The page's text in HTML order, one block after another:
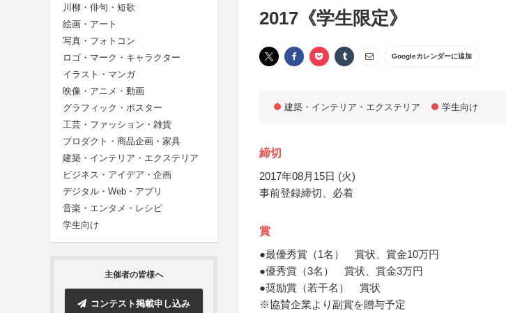
川柳・俳句・短歌
絵画・アート
写真・フォトコン
ロゴ・マーク・キャラクター
イラスト・マンガ
映像・アニメ・動画
グラフィック・ポスター
工芸・ファッション・雑貨
プロダクト・商品企画・家具
建築・インテリア・エクステリア
ビジネス・アイデア・企画
デジタル・Web・アプリ
音楽・エンタメ・レシピ
学生向け
主催者の皆様へ
コンテスト掲載申し込み
2017《学生限定》
Googleカレンダーに追加
建築・インテリア・エクステリア 学生向け
締切
2017年08月15日 (火)
事前登録締切、必着
賞
●最優秀賞（1名） 賞状、賞金10万円
●優秀賞（3名） 賞状、賞金3万円
●奨励賞（若干名） 賞状
※協賛企業より副賞を贈与予定